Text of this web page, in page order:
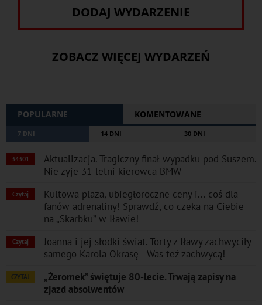
DODAJ WYDARZENIE
ZOBACZ WIĘCEJ WYDARZEŃ
POPULARNE KOMENTOWANE
7 DNI 14 DNI 30 DNI
34301
Aktualizacja. Tragiczny finał wypadku pod Suszem.
Nie żyje 31-letni kierowca BMW
Czytaj
Kultowa plaża, ubiegłoroczne ceny i... coś dla
fanów adrenaliny! Sprawdź, co czeka na Ciebie
na „Skarbku” w Iławie!
Czytaj
Joanna i jej słodki świat. Torty z Iławy zachwyciły
samego Karola Okrasę - Was też zachwycą!
CZYTAJ
„Żeromek” świętuje 80-lecie. Trwają zapisy na
zjazd absolwentów